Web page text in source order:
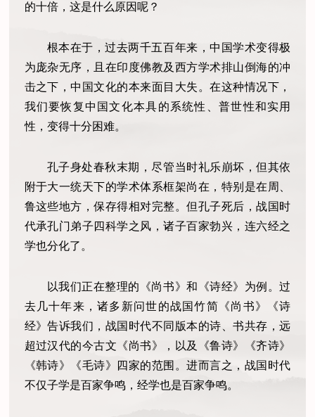
的十倍，这是什么原因呢？
根本在于，过去两千五百年来，中国学术变得极
为庞杂无序，且在印度佛教及西方学术排山倒海的冲
击之下，中国文化的本来面目大失。在这种情况下，
我们要恢复中国文化本具的系统性、普世性和实用
性，变得十分困难。
孔子身处春秋末期，尽管当时礼乐崩坏，但其依
附于大一统天下的学术体系框架尚在，特别是在周、
鲁这些地方，保存得相对完整。但孔子死后，战国时
代承孔门弟子四科学之风，诸子百家勃兴，连六经之
学也分化了。
以我们正在整理的《尚书》和《诗经》为例。过
去几十年来，诸多新问世的战国竹简《尚书》《诗
经》告诉我们，战国时代不同版本的诗、书共存，远
超过汉代的今古文《尚书》，以及《鲁诗》《齐诗》
《韩诗》《毛诗》四家的范围。进而言之，战国时代
不仅子学是百家争鸣，经学也是百家争鸣。